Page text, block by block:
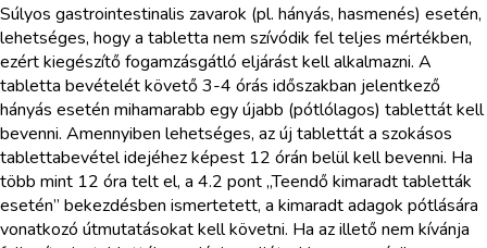
Súlyos gastrointestinalis zavarok (pl. hányás, hasmenés) esetén,
lehetséges, hogy a tabletta nem szívódik fel teljes mértékben,
ezért kiegészítő fogamzásgátló eljárást kell alkalmazni. A
tabletta bevételét követő 3-4 órás időszakban jelentkező
hányás esetén mihamarabb egy újabb (pótlólagos) tablettát kell
bevenni. Amennyiben lehetséges, az új tablettát a szokásos
tablettabevétel idejéhez képest 12 órán belül kell bevenni. Ha
több mint 12 óra telt el, a 4.2 pont „Teendő kimaradt tabletták
esetén” bekezdésben ismertetett, a kimaradt adagok pótlására
vonatkozó útmutatásokat kell követni. Ha az illető nem kívánja